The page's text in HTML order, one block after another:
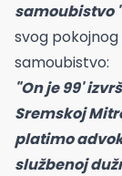
samoubistvo "
svog
samoubistvo:
"On je 99'
Sremskoj
platimo
službenoj